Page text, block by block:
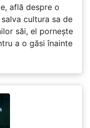
află despre o
cultura sa de
săi, el pornește
a o găsi înainte